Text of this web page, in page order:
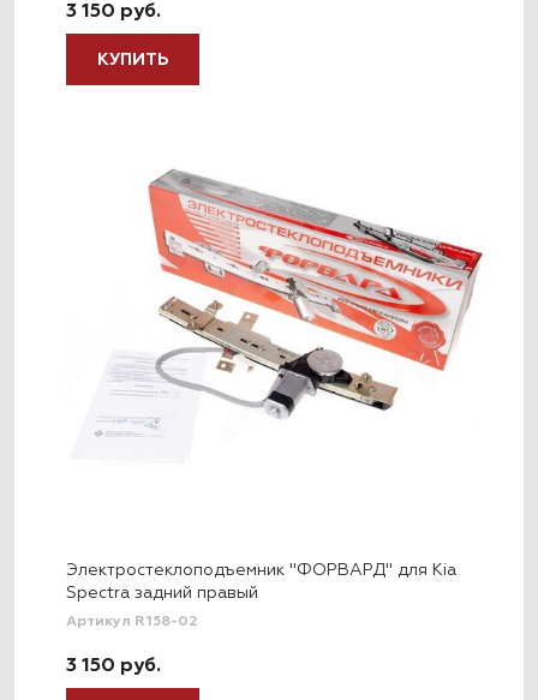
3 150 руб.
КУПИТЬ
Электростеклоподъемник "ФОРВАРД" для Kia
Spectra задний правый
Артикул R158-02
3 150 руб.